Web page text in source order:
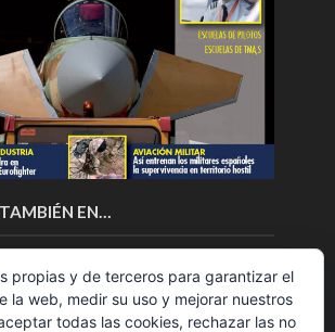
EN…
propias y de terceros para garantizar el
la web, medir su uso y mejorar nuestros
todas las cookies, rechazar las no